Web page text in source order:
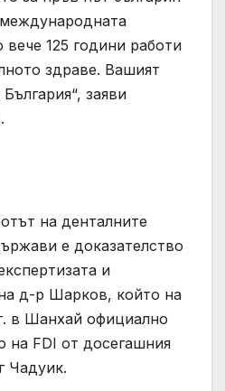
вече 125 години работи
здраве. Вашият
заяви
на денталните
е доказателство
и
д-р Шарков, който на
в Шанхай официално
на FDI от досегашния
Чадуик.